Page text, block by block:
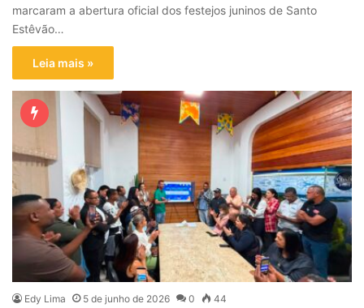
marcaram a abertura oficial dos festejos juninos de Santo
Estêvão…
Leia mais »
Edy Lima 5 de junho de 2026 0 44